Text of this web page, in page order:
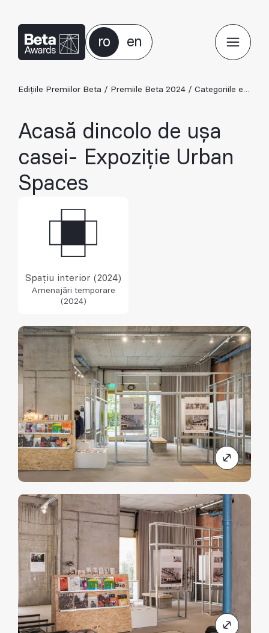
ro en
Edițiile Premiilor Beta / Premiile Beta 2024 / Categoriile ediției 2024
Acasă dincolo de ușa
casei- Expoziție Urban
Spaces
Spațiu interior (2024)
Amenajări temporare
(2024)